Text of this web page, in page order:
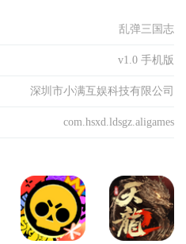
乱弹三国志
v1.0 手机版
深圳市小满互娱科技有限公司
com.hsxd.ldsgz.aligames